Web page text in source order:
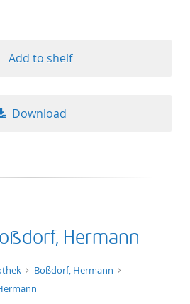
Add to shelf
Download
Hermann
Boßdorf, Hermann